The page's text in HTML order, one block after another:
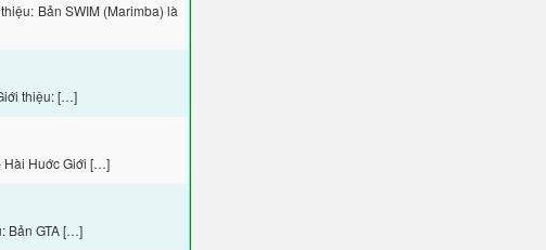
Bản SWIM (Marimba) là
thiệu: […]
Hài Huớc Giới […]
Bản GTA […]